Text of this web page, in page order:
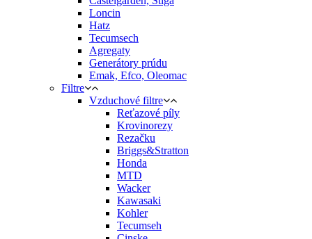
Loncin
Hatz
Tecumsech
Agregaty
Generátory prúdu
Emak, Efco, Oleomac
Filtre
Vzduchové filtre
Reťazové píly
Krovinorezy
Rezačku
Briggs&Stratton
Honda
MTD
Wacker
Kawasaki
Kohler
Tecumseh